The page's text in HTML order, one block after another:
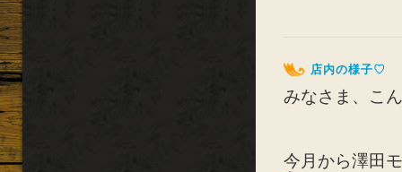
店内の様子♡
みなさま、こ
今月から澤田